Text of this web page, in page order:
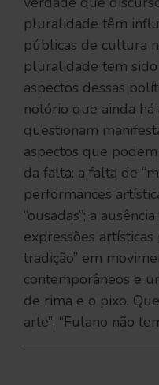
pluralidade têm
públicas de cultura
pluralidade tem
aspectos dessas
notório que ainda
questionam
aspectos que
da falta: a falta de
performances
“ousadas”; a
expressões
tradição” em
contemporâneos e
de rima e o pixo.
arte”; “Fulano não